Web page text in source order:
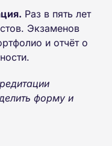
Раз в пять лет
Экзаменов
и отчёт о
форму и